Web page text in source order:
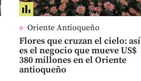
Oriente Antioqueño
Flores que cruzan el cielo: así
es el negocio que mueve US$
380 millones en el Oriente
antioqueño